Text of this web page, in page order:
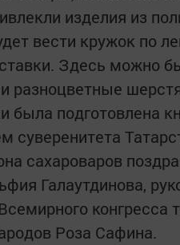
изделия из
вести кружок по
Здесь можно
разноцветные
была подготовлена
суверенитета
сахароваров
Галаутдинова,
Роза Сафина.